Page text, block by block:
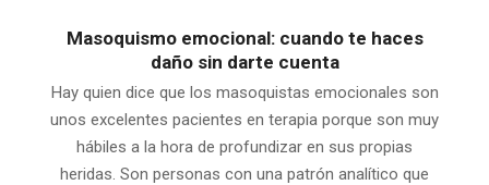
Masoquismo emocional: cuando te haces
daño sin darte cuenta
Hay quien dice que los masoquistas emocionales son
unos excelentes pacientes en terapia porque son muy
hábiles a la hora de profundizar en sus propias
heridas. Son personas con una patrón analítico que